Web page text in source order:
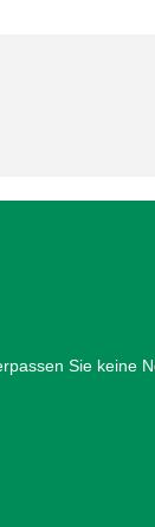
Sie keine